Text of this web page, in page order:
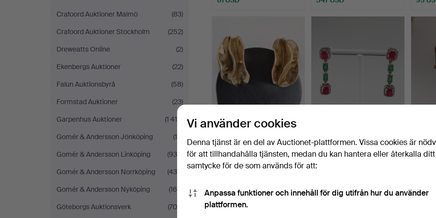
Crafoord Auktioner Malmö
(83)
Crafoord Auktioner Stockholm
(252)
Dreweatts Online
(2)
Ekenbergs Auktioner
(22)
Falun Auktionsbyrå
(58)
Formstad Auktioner
(23)
Garpenhus Auktioner
(1 414)
Gomér & Andersson Jönköping
(16)
Gomér & Andersson Linköping
(935)
Gomér & Andersson Norrköping
(430)
Gomér & Andersson Nyköping
(169)
Göteborgs Auktionsverk
(709)
- ETT PAR VINTAGE-
ÖRHÄNGEN - METALL
FÖRGYL…
Klubbades 20 mar 2026
1 bud
35 USD
dinglerörhängen…
Klubbades 16 mar 2026
1 bud
1 bud
Vi använder cookies
Denna tjänst är en del av Auctionet-plattformen. Vissa cookies är
för att tillhandahålla tjänsten, medan du kan hantera eller återkalla ditt
samtycke för de som används för att:
Anpassa funktioner och innehåll för dig utifrån hur du använder
plattformen.